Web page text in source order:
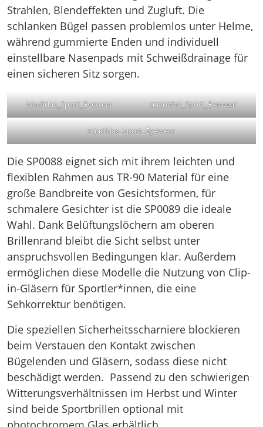
Strahlen, Blendeffekten und Zugluft. Die
schlanken Bügel passen problemlos unter Helme,
während gummierte Enden und individuell
einstellbare Nasenpads mit Schweißdrainage für
einen sicheren Sitz sorgen.
(c)adidas_Sport_Eyewear (c)adidas_Sport_Eyewear
(c)adidas_Sport_Eyewear
Die SP0088 eignet sich mit ihrem leichten und
flexiblen Rahmen aus TR-90 Material für eine
große Bandbreite von Gesichtsformen, für
schmalere Gesichter ist die SP0089 die ideale
Wahl. Dank Belüftungslöchern am oberen
Brillenrand bleibt die Sicht selbst unter
anspruchsvollen Bedingungen klar. Außerdem
ermöglichen diese Modelle die Nutzung von Clip-
in-Gläsern für Sportler*innen, die eine
Sehkorrektur benötigen.
Die speziellen Sicherheitsscharniere blockieren
beim Verstauen den Kontakt zwischen
Bügelenden und Gläsern, sodass diese nicht
beschädigt werden. Passend zu den schwierigen
Witterungsverhältnissen im Herbst und Winter
sind beide Sportbrillen optional mit